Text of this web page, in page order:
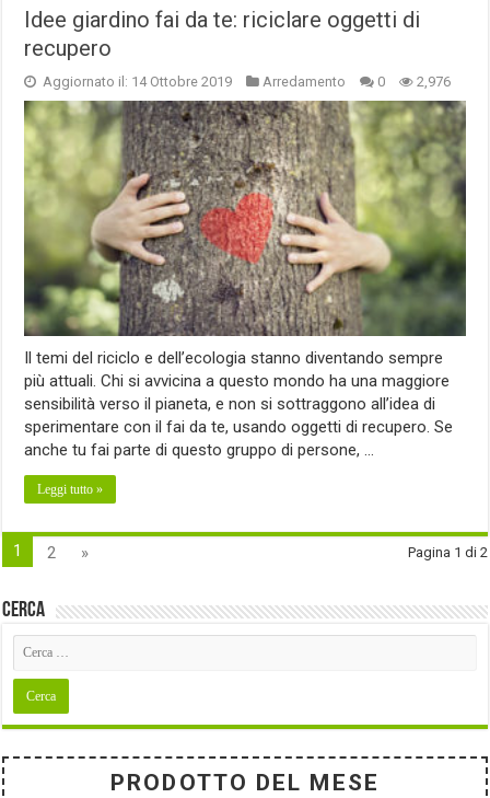
Idee giardino fai da te: riciclare oggetti di
recupero
Aggiornato il: 14 Ottobre 2019 Arredamento 0 2,976
Il temi del riciclo e dell’ecologia stanno diventando sempre
più attuali. Chi si avvicina a questo mondo ha una maggiore
sensibilità verso il pianeta, e non si sottraggono all’idea di
sperimentare con il fai da te, usando oggetti di recupero. Se
anche tu fai parte di questo gruppo di persone, …
Leggi tutto »
Pagina 1 di 2
1 2 »
Cerca
PRODOTTO DEL MESE